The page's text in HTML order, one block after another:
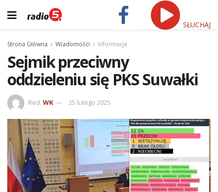
SŁUCHAJ
Strona Główna Wiadomości Informacje
Sejmik przeciwny
oddzieleniu się PKS Suwałki
Red. WK 25 lutego 2025